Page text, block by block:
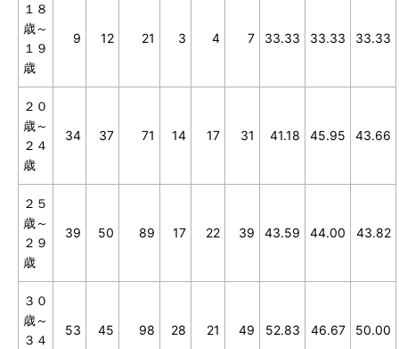
１８
歳～
１９
歳
9 12 21 3 4 7 33.33 33.33 33.33
２０
歳～
２４
歳
34 37 71 14 17 31 41.18 45.95 43.66
２５
歳～
２９
歳
39 50 89 17 22 39 43.59 44.00 43.82
３０
歳～
３４
53 45 98 28 21 49 52.83 46.67 50.00